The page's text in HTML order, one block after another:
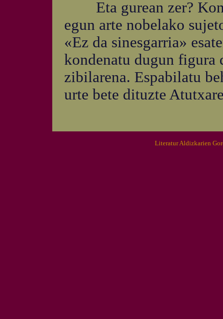
Eta gurean zer?
egun arte nobelako
«Ez da sinesgarria»
kondenatu dugun figura
zibilarena. Espabilatu
urte bete dituzte
Literatur Aldizkarien